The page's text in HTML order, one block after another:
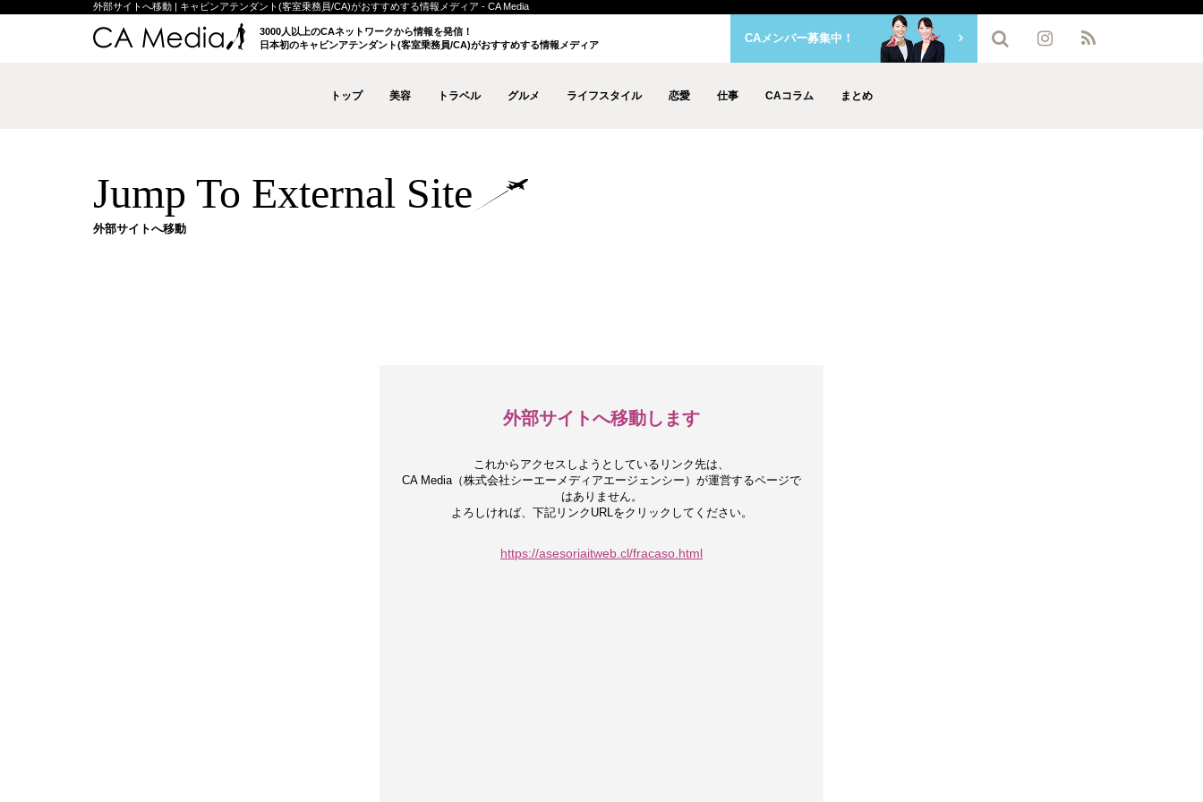
外部サイトへ移動 | キャビンアテンダント(客室乗務員/CA)がおすすめする情報メディア - CA Media
3000人以上のCAネットワークから情報を発信！
日本初のキャビンアテンダント(客室乗務員/CA)がおすすめする情報メディア
トップ 美容 トラベル グルメ ライフスタイル 恋愛 仕事 CAコラム まとめ
CAメンバー募集中！
Jump To External Site
外部サイトへ移動
外部サイトへ移動します
これからアクセスしようとしているリンク先は、
CA Media（株式会社シーエーメディアエージェンシー）が運営するページで
はありません。
よろしければ、下記リンクURLをクリックしてください。
https://asesoriaitweb.cl/fracaso.html